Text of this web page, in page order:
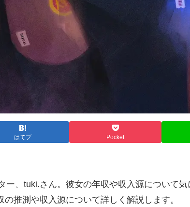
はてブ Pocket
、tuki.さん。彼女の年収や収入源について
推測や収入源について詳しく解説します。